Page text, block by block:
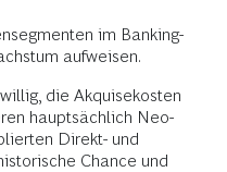
im Banking-
aufweisen.
die Akquisekosten
hauptsächlich Neo-
Direkt- und
Chance und